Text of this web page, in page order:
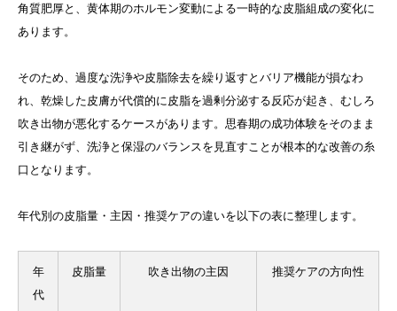
角質肥厚と、黄体期のホルモン変動による一時的な皮脂組成の変化に
あります。
そのため、過度な洗浄や皮脂除去を繰り返すとバリア機能が損なわ
れ、乾燥した皮膚が代償的に皮脂を過剰分泌する反応が起き、むしろ
吹き出物が悪化するケースがあります。思春期の成功体験をそのまま
引き継がず、洗浄と保湿のバランスを見直すことが根本的な改善の糸
口となります。
年代別の皮脂量・主因・推奨ケアの違いを以下の表に整理します。
年
代
皮脂量 吹き出物の主因 推奨ケアの方向性